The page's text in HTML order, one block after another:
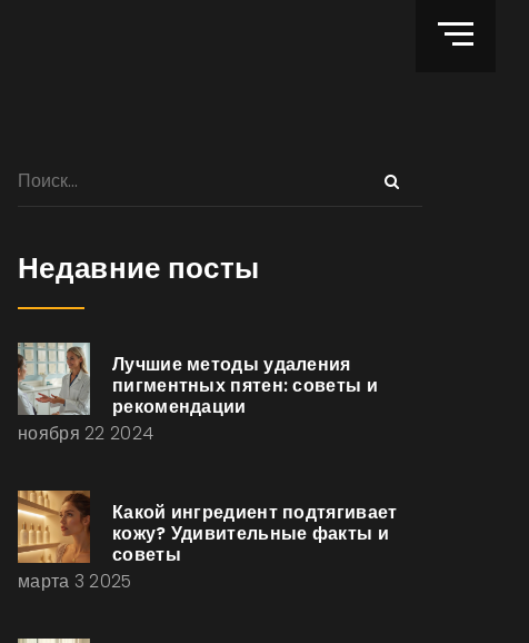
Недавние посты
Лучшие методы удаления
пигментных пятен: советы и
рекомендации
ноября 22 2024
Какой ингредиент подтягивает
кожу? Удивительные факты и
советы
марта 3 2025